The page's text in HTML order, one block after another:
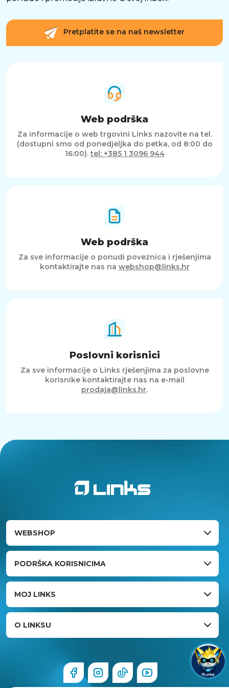
usisnu snagu, dok spremnik od 17 litara
omogućuje dugotrajan rad bez čestog
pražnjenja. Kompaktne dimenzije, funkcija
puhanja i praktičan kartušni filter dodatno
Pretplatite se na naš newsletter
Web podrška
Za informacije o web trgovini Links nazovite na tel.
(dostupni smo od ponedjeljka do petka, od 8:00 do
16:00).tel: +385 1 3096 944
Web podrška
Za sve informacije o ponudi poveznica i rješenjima
kontaktirajte nas na webshop@links.hr
Poslovni korisnici
Za sve informacije o Links rješenjima za poslovne
korisnike kontaktirajte nas na e-mail
prodaja@links.hr.
WEBSHOP
PODRŠKA KORISNICIMA
MOJ LINKS
O LINKSU